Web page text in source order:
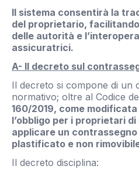
Il sistema consentirà la
del proprietario,
delle autorità e
assicuratrici.
A- Il decreto sul
Il decreto si compone di un
normativo; oltre al Codice
160/2019, come
l’obbligo per i proprietari
applicare un
plastificato e non
Il decreto disciplina: